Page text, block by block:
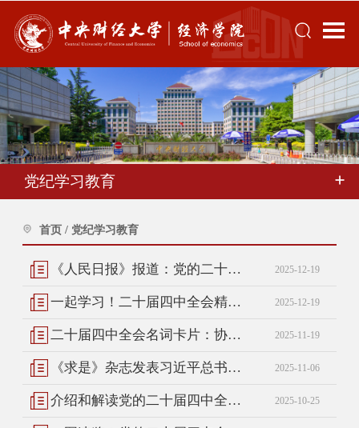
党纪学习教育
首页 / 党纪学习教育
《人民日报》报道：党的二十届四中全会精神进课堂 2025-12-19
一起学习！二十届四中全会精神学习自测上线 2025-12-19
二十届四中全会名词卡片：协同融通发展 2025-11-19
《求是》杂志发表习近平总书记重要文章《关于〈中共中央关于制定国民经济和社会发展第十五个五年规划的建议〉的说明》 2025-11-06
介绍和解读党的二十届四中全会精神，一文速览！ 2025-10-25